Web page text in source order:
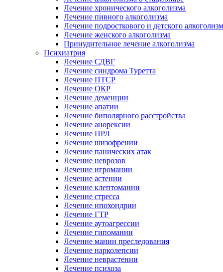
Лечение хронического алкоголизма
Лечение пивного алкоголизма
Лечение подросткового и детского
Лечение женского алкоголизма
Принудительное лечение алкоголизма
Психиатрия
Лечение СДВГ
Лечение синдрома Туретта
Лечение ПТСР
Лечение ОКР
Лечение деменции
Лечение апатии
Лечение биполярного расстройства
Лечение анорексии
Лечение ПРЛ
Лечение шизофрении
Лечение панических атак
Лечение неврозов
Лечение игромании
Лечение астении
Лечение клептомании
Лечение стресса
Лечение ипохондрии
Лечение ГТР
Лечение аутоагрессии
Лечение гипомании
Лечение мании преследования
Лечение нарколепсии
Лечение неврастении
Лечение психоза